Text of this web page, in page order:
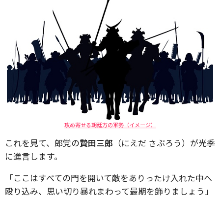
攻め寄せる朝廷方の軍勢（イメージ）
これを見て、郎党の贄田三郎 （にえだ さぶろう）が光季
に進言します。
「ここはすべての門を開いて敵をありったけ入れた中へ
殴り込み、思い切り暴れまわって最期を飾りましょう」